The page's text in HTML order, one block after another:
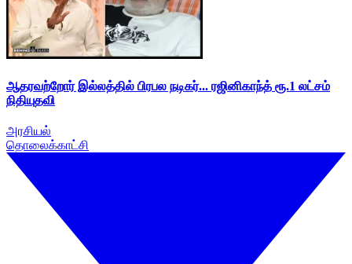
ஆதரவற்றோர் இல்லத்தில் பிரபல நடிகர்... ரஜினிகாந்த் ரூ.1 லட்சம்
நிதியுதவி
அரசியல்
தொலைக்காட்சி